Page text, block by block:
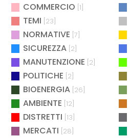
COMMERCIO [1]
TEMI [23]
NORMATIVE [7]
SICUREZZA [2]
MANUTENZIONE [2]
POLITICHE [2]
BIOENERGIA [26]
AMBIENTE [12]
DISTRETTI [13]
MERCATI [28]